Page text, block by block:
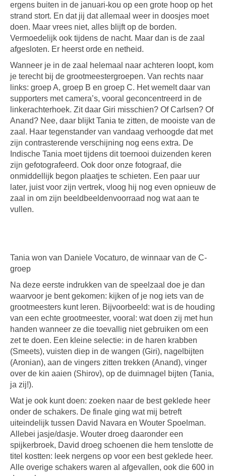
ergens buiten in de januari-kou op een grote hoop op het
strand stort. En dat jij dat allemaal weer in doosjes moet
doen. Maar vrees niet, alles blijft op de borden.
Vermoedelijk ook tijdens de nacht. Maar dan is de zaal
afgesloten. Er heerst orde en netheid.
Wanneer je in de zaal helemaal naar achteren loopt, kom
je terecht bij de grootmeestergroepen. Van rechts naar
links: groep A, groep B en groep C. Het wemelt daar van
supporters met camera’s, vooral geconcentreerd in de
linkerachterhoek. Zit daar Giri misschien? Of Carlsen? Of
Anand? Nee, daar blijkt Tania te zitten, de mooiste van de
zaal. Haar tegenstander van vandaag verhoogde dat met
zijn contrasterende verschijning nog eens extra. De
Indische Tania moet tijdens dit toernooi duizenden keren
zijn gefotografeerd. Ook door onze fotograaf, die
onmiddellijk begon plaatjes te schieten. Een paar uur
later, juist voor zijn vertrek, vloog hij nog even opnieuw de
zaal in om zijn beeldbeeldenvoorraad nog wat aan te
vullen.
Tania won van Daniele Vocaturo, de winnaar van de C-
groep
Na deze eerste indrukken van de speelzaal doe je dan
waarvoor je bent gekomen: kijken of je nog iets van de
grootmeesters kunt leren. Bijvoorbeeld: wat is de houding
van een echte grootmeester, vooral: wat doen zij met hun
handen wanneer ze die toevallig niet gebruiken om een
zet te doen. Een kleine selectie: in de haren krabben
(Smeets), vuisten diep in de wangen (Giri), nagelbijten
(Aronian), aan de vingers zitten trekken (Anand), vinger
over de kin aaien (Shirov), op de duimnagel bijten (Tania,
ja zij!).
Wat je ook kunt doen: zoeken naar de best geklede heer
onder de schakers. De finale ging wat mij betreft
uiteindelijk tussen David Navara en Wouter Spoelman.
Allebei jasje/dasje. Wouter droeg daaronder een
spijkerbroek, David droeg schoenen die hem tenslotte de
titel kostten: leek nergens op voor een best geklede heer.
Alle overige schakers waren al afgevallen, ook die 600 in